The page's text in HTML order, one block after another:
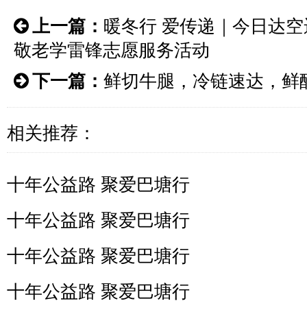
上一篇： 暖冬行 爱传递｜今日达
敬老学雷锋志愿服务活动
下一篇： 鲜切牛腿，冷链速达，鲜
相关推荐：
十年公益路 聚爱巴塘行
十年公益路 聚爱巴塘行
十年公益路 聚爱巴塘行
十年公益路 聚爱巴塘行